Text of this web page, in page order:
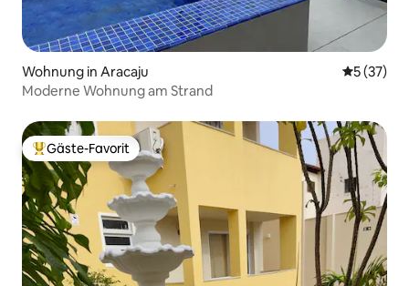
Wohnung in Aracaju
5 (37)
Moderne Wohnung am Strand
Beliebter Gäste-Favorit.
Gäste-Favorit